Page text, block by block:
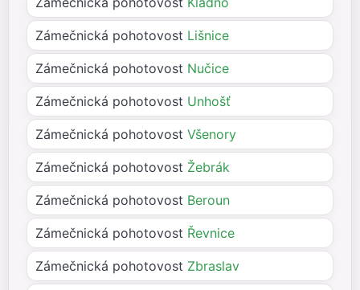
Zámečnická pohotovost Lišnice
Zámečnická pohotovost Nučice
Zámečnická pohotovost Unhošť
Zámečnická pohotovost Všenory
Zámečnická pohotovost Žebrák
Zámečnická pohotovost Beroun
Zámečnická pohotovost Řevnice
Zámečnická pohotovost Zbraslav